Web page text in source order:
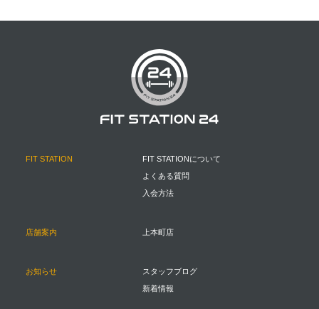
FIT STATION
FIT STATIONについて
よくある質問
入会方法
店舗案内 上本町店
お知らせ
スタッフブログ
新着情報